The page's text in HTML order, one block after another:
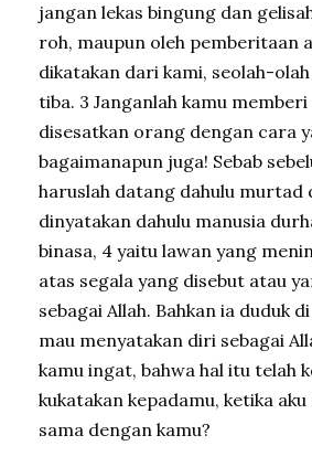
jangan lekas bingung dan
roh, maupun oleh pemberitaan
dikatakan dari kami, seolah-
tiba. 3 Janganlah kamu
disesatkan orang dengan cara
bagaimanapun juga! Sebab
haruslah datang dahulu murtad
dinyatakan dahulu manusia
binasa, 4 yaitu lawan yang
atas segala yang disebut atau
sebagai Allah. Bahkan ia duduk
mau menyatakan diri sebagai
kamu ingat, bahwa hal itu telah
kukatakan kepadamu, ketika
sama dengan kamu?